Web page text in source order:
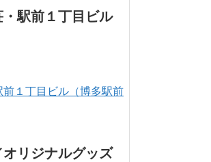
駅前１丁目ビル
１丁目ビル（博多駅前
リジナルグッズ